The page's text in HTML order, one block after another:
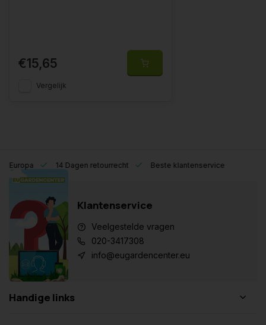
€15,65
Vergelijk
Europa 14 Dagen retourrecht Beste klantenservice
Klantenservice
Veelgestelde vragen
020-3417308
info@eugardencenter.eu
Handige links